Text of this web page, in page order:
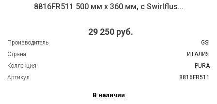
8816FR511 500 мм х 360 мм, с Swirlflus...
29 250 руб.
Производитель
GSI
Страна
ИТАЛИЯ
Коллекция
PURA
Артикул
8816FR511
В наличии